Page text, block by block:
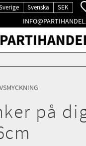
Svenska SEK
på